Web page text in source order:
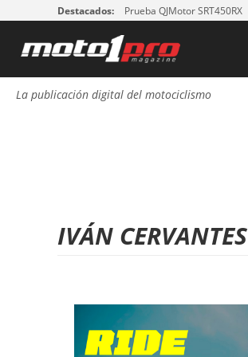
Destacados: Prueba QJMotor SRT450RX
La publicación digital del motociclismo
IVÁN CERVANTES